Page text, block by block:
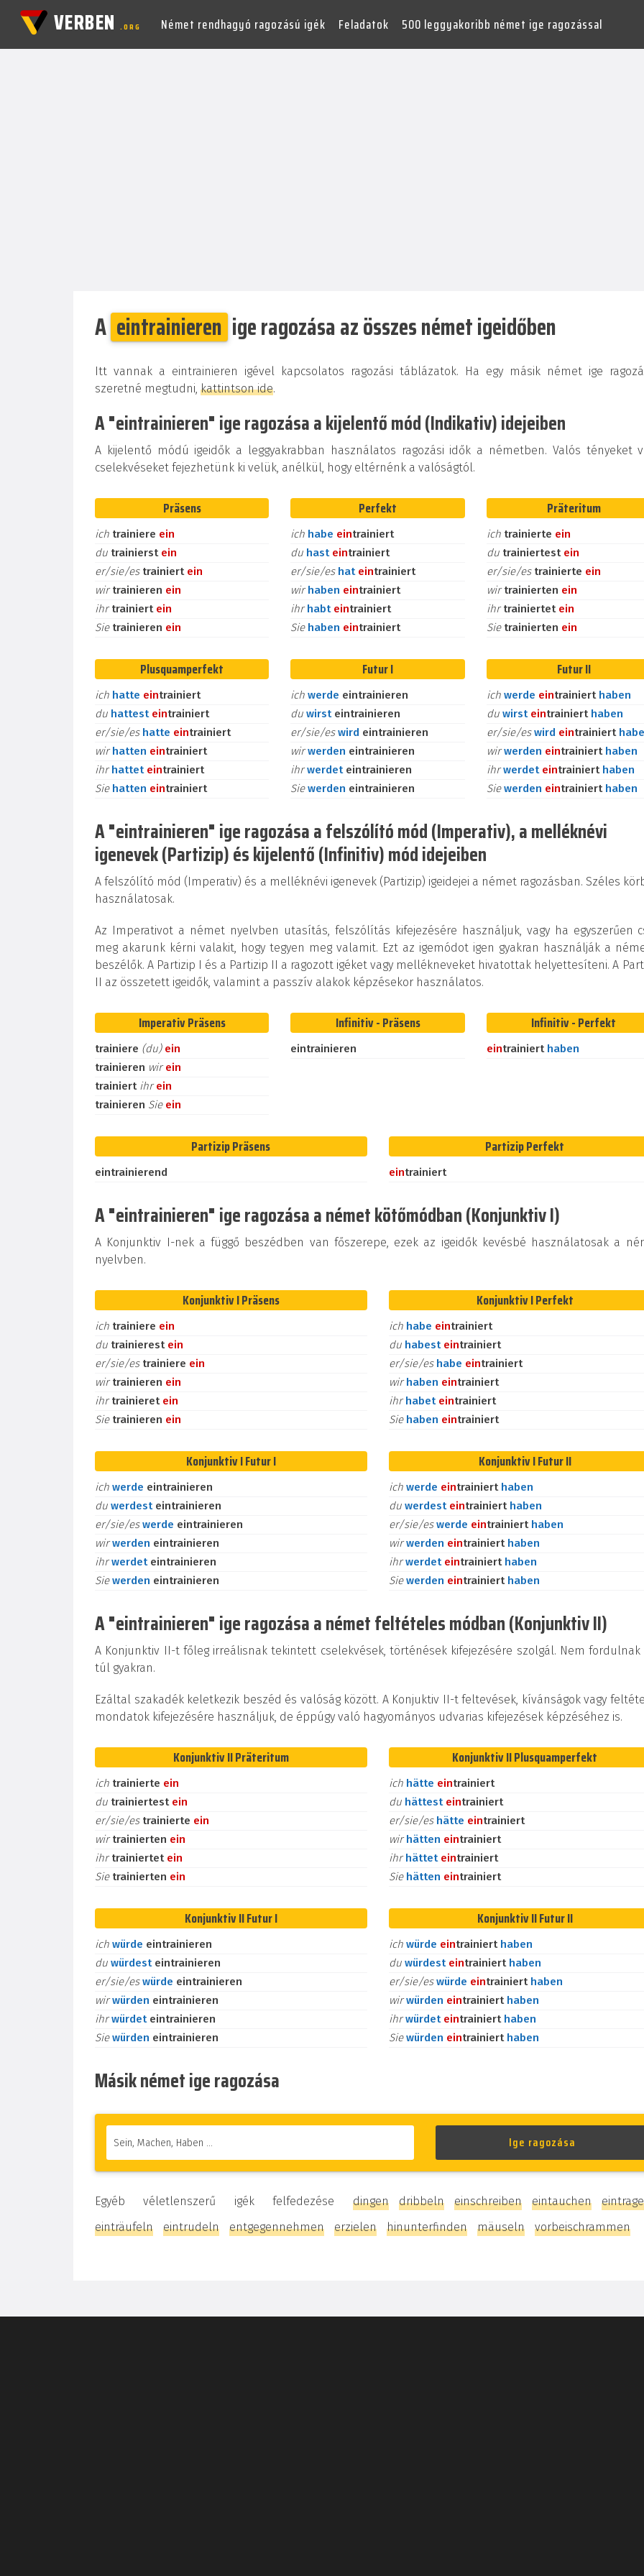
VERBEN.ORG Német rendhagyó ragozású igék Feladatok 500 leggyakoribb német ige ragozással
A eintrainieren ige ragozása az összes német igeidőben
Itt vannak a eintrainieren igével kapcsolatos ragozási táblázatok. Ha egy másik német ige
szeretné megtudni, kattintson ide.
A "eintrainieren" ige ragozása a kijelentő mód (Indikativ) idejeiben
A kijelentő módú igeidők a leggyakrabban használatos ragozási idők a németben. Valós tényeket
cselekvéseket fejezhetünk ki velük, anélkül, hogy eltérnénk a valóságtól.
Präsens
ich trainiere ein
du trainierst ein
er/sie/es trainiert ein
wirtrainieren ein
ihrtrainiert ein
Sie trainieren ein
Perfekt
ich habe eintrainiert
du hast eintrainiert
er/sie/es hat eintrainiert
wirhaben eintrainiert
ihrhabt eintrainiert
Sie haben eintrainiert
Präteritum
ich trainierte ein
du trainiertest ein
er/sie/es trainierte ein
wirtrainierten ein
ihrtrainiertet ein
Sie trainierten ein
Plusquamperfekt
ich hatte eintrainiert
du hattest eintrainiert
er/sie/es hatte eintrainiert
wirhatten eintrainiert
ihrhattet eintrainiert
Sie hatten eintrainiert
Futur I
ichwerde eintrainieren
duwirst eintrainieren
er/sie/eswird eintrainieren
wirwerden eintrainieren
ihrwerdet eintrainieren
Siewerden eintrainieren
Futur II
ich werde eintrainiert haben
du wirst eintrainiert haben
er/sie/eswird eintrainiert
wirwerden eintrainiert haben
ihrwerdet eintrainiert haben
Siewerden eintrainiert haben
A "eintrainieren" ige ragozása a felszólító mód (Imperativ), a melléknévi
igenevek (Partizip) és kijelentő (Infinitiv) mód idejeiben
A felszólító mód (Imperativ) és a melléknévi igenevek (Partizip) igeidejei a német ragozásban. Széles
használatosak.
Az Imperativot a német nyelvben utasítás, felszólítás kifejezésére használjuk, vagy ha egyszerűen
meg akarunk kérni valakit, hogy tegyen meg valamit. Ezt az igemódot igen gyakran használják a
beszélők. A Partizip I és a Partizip II a ragozott igéket vagy mellékneveket hivatottak helyettesíteni. A
II az összetett igeidők, valamint a passzív alakok képzésekor használatos.
Imperativ Präsens
trainiere (du) ein
trainieren wirein
trainiert ihrein
trainieren Sie ein
Infinitiv - Präsens
eintrainieren
Infinitiv - Perfekt
eintrainiert haben
Partizip Präsens
eintrainierend
Partizip Perfekt
eintrainiert
A "eintrainieren" ige ragozása a német kötőmódban (Konjunktiv I)
A Konjunktiv I-nek a függő beszédben van főszerepe, ezek az igeidők kevésbé használatosak a
nyelvben.
Konjunktiv I Präsens
ich trainiere ein
du trainierest ein
er/sie/es trainiere ein
wirtrainieren ein
ihrtrainieret ein
Sie trainieren ein
Konjunktiv I Perfekt
ich habe eintrainiert
du habest eintrainiert
er/sie/es habe eintrainiert
wirhaben eintrainiert
ihrhabet eintrainiert
Sie haben eintrainiert
Konjunktiv I Futur I
ich werde eintrainieren
du werdest eintrainieren
er/sie/eswerde eintrainieren
wirwerden eintrainieren
ihrwerdet eintrainieren
Siewerden eintrainieren
Konjunktiv I Futur II
ich werde eintrainiert haben
du werdest eintrainiert haben
er/sie/eswerde eintrainiert haben
wirwerden eintrainiert haben
ihrwerdet eintrainiert haben
Siewerden eintrainiert haben
A "eintrainieren" ige ragozása a német feltételes módban (Konjunktiv II)
A Konjunktiv II-t főleg irreálisnak tekintett cselekvések, történések kifejezésére szolgál. Nem fordulnak
túl gyakran.
Ezáltal szakadék keletkezik beszéd és valóság között. A Konjuktiv II-t feltevések, kívánságok vagy
mondatok kifejezésére használjuk, de éppúgy való hagyományos udvarias kifejezések képzéséhez is.
Konjunktiv II Präteritum
ich trainierte ein
du trainiertest ein
er/sie/es trainierte ein
wirtrainierten ein
ihrtrainiertet ein
Sie trainierten ein
Konjunktiv II Plusquamperfekt
ich hätte eintrainiert
du hättest eintrainiert
er/sie/es hätte eintrainiert
wirhätten eintrainiert
ihrhättet eintrainiert
Sie hätten eintrainiert
Konjunktiv II Futur I
ich würde eintrainieren
du würdest eintrainieren
er/sie/eswürde eintrainieren
wirwürden eintrainieren
ihrwürdet eintrainieren
Siewürden eintrainieren
Konjunktiv II Futur II
ich würde eintrainiert haben
du würdest eintrainiert haben
er/sie/eswürde eintrainiert haben
wirwürden eintrainiert haben
ihrwürdet eintrainiert haben
Siewürden eintrainiert haben
Másik német ige ragozása
Egyéb véletlenszerű igék felfedezése dingen dribbeln einschreiben eintauchen
einträufeln
eintrudeln entgegennehmen erzielen hinunterfinden mäuseln vorbeischrammen